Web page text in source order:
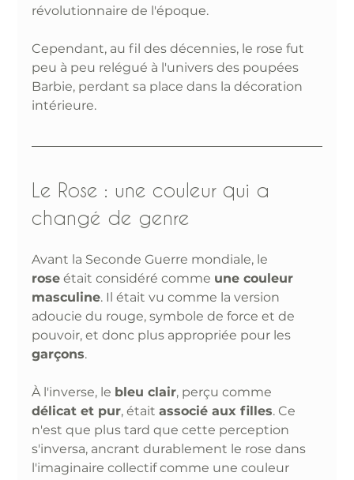
révolutionnaire de l'époque.
Cependant, au fil des décennies, le rose fut
peu à peu relégué à l'univers des poupées
Barbie, perdant sa place dans la décoration
intérieure.
Le Rose : une couleur qui a
changé de genre
Avant la Seconde Guerre mondiale, le
rose était considéré comme une couleur
masculine. Il était vu comme la version
adoucie du rouge, symbole de force et de
pouvoir, et donc plus appropriée pour les
garçons.
À l'inverse, le bleu clair, perçu comme
délicat et pur, était associé aux filles. Ce
n'est que plus tard que cette perception
s'inversa, ancrant durablement le rose dans
l'imaginaire collectif comme une couleur